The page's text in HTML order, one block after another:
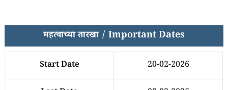
महत्वाच्या तारखा / Important Dates
Start Date 20-02-2026